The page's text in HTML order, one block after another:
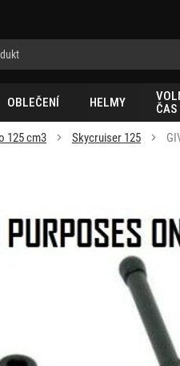
OBLEČENÍ HELMY
ČAS
125 cm3 Skycruiser 125